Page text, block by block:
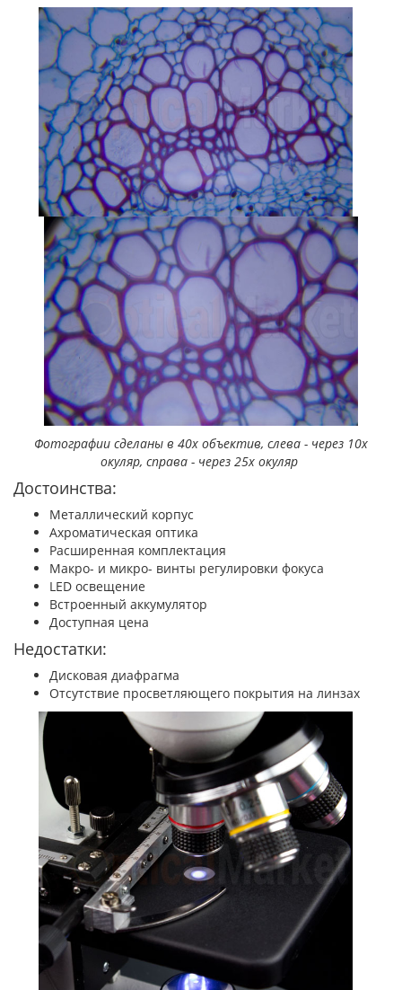
Фотографии сделаны в 40х объектив, слева - через 10х
окуляр, справа - через 25х окуляр
Достоинства:
Металлический корпус
Ахроматическая оптика
Расширенная комплектация
Макро- и микро- винты регулировки фокуса
LED освещение
Встроенный аккумулятор
Доступная цена
Недостатки:
Дисковая диафрагма
Отсутствие просветляющего покрытия на линзах